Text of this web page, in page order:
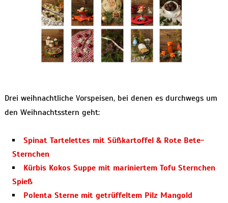
Drei weihnachtliche Vorspeisen, bei denen es durchwegs um
den Weihnachtsstern geht:
Spinat Tartelettes mit Süßkartoffel & Rote Bete-
Sternchen
Kürbis Kokos Suppe mit mariniertem Tofu Sternchen
Spieß
Polenta Sterne mit getrüffeltem Pilz Mangold